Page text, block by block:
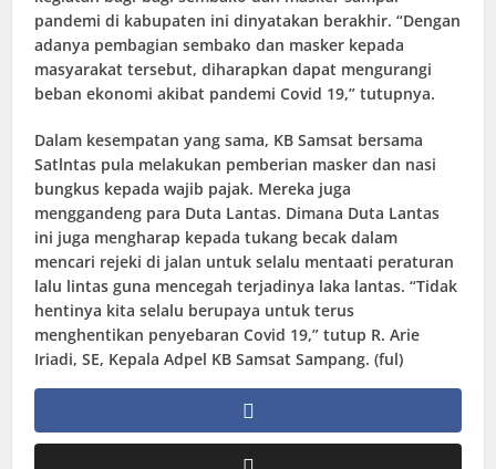
pandemi di kabupaten ini dinyatakan berakhir. “Dengan
adanya pembagian sembako dan masker kepada
masyarakat tersebut, diharapkan dapat mengurangi
beban ekonomi akibat pandemi Covid 19,” tutupnya.
Dalam kesempatan yang sama, KB Samsat bersama
Satlntas pula melakukan pemberian masker dan nasi
bungkus kepada wajib pajak. Mereka juga
menggandeng para Duta Lantas. Dimana Duta Lantas
ini juga mengharap kepada tukang becak dalam
mencari rejeki di jalan untuk selalu mentaati peraturan
lalu lintas guna mencegah terjadinya laka lantas. “Tidak
hentinya kita selalu berupaya untuk terus
menghentikan penyebaran Covid 19,” tutup R. Arie
Iriadi, SE, Kepala Adpel KB Samsat Sampang. (ful)